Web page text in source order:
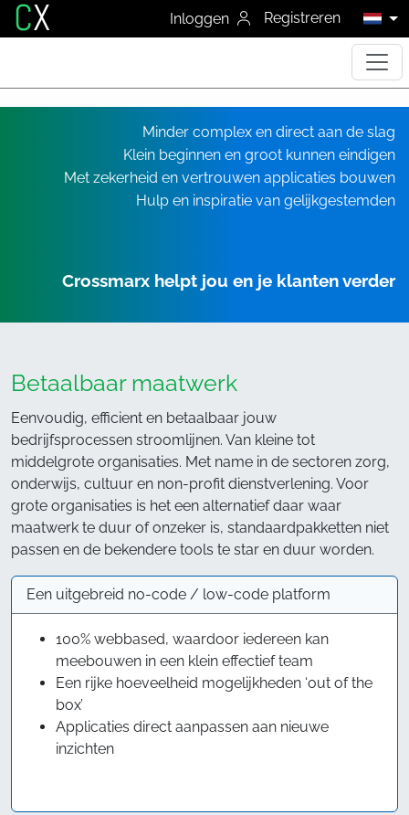
CX Inloggen Registreren
Minder complex en direct aan de slag
Klein beginnen en groot kunnen eindigen
Met zekerheid en vertrouwen applicaties bouwen
Hulp en inspiratie van gelijkgestemden
Crossmarx helpt jou en je klanten verder
Betaalbaar maatwerk
Eenvoudig, efficient en betaalbaar jouw
bedrijfsprocessen stroomlijnen. Van kleine tot
middelgrote organisaties. Met name in de sectoren zorg,
onderwijs, cultuur en non-profit dienstverlening. Voor
grote organisaties is het een alternatief daar waar
maatwerk te duur of onzeker is, standaardpakketten niet
passen en de bekendere tools te star en duur worden.
Een uitgebreid no-code / low-code platform
100% webbased, waardoor iedereen kan
meebouwen in een klein effectief team
Een rijke hoeveelheid mogelijkheden ‘out of the
box’
Applicaties direct aanpassen aan nieuwe
inzichten